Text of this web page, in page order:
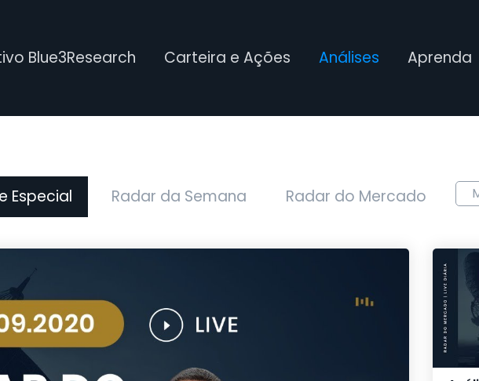
Blue3Research Carteira e Ações Análises Aprenda
Especial Radar da Semana Radar do Mercado